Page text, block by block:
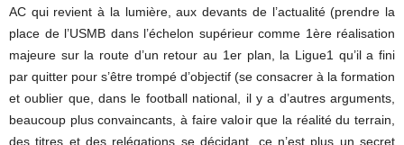
AC qui revient à la lumière, aux devants de l’actualité (prendre la
place de l’USMB dans l’échelon supérieur comme 1ère réalisation
majeure sur la route d’un retour au 1er plan, la Ligue1 qu’il a fini
par quitter pour s’être trompé d’objectif (se consacrer à la formation
et oublier que, dans le football national, il y a d’autres arguments,
beaucoup plus convaincants, à faire valoir que la réalité du terrain,
des titres et des relégations se décidant, ce n’est plus un secret